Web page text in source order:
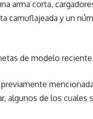
arma corta,
camuflajeada y un
de modelo
algunos de los cuales